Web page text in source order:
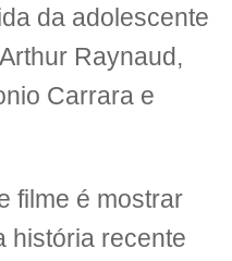
da adolescente
Raynaud,
Carrara e
filme é mostrar
história recente